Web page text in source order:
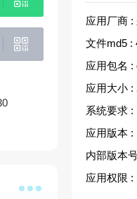
应用厂商 :
文件md5 :
应用包名 :
应用大小 :
系统要求 :
应用版本 :
内部版本
应用权限 :